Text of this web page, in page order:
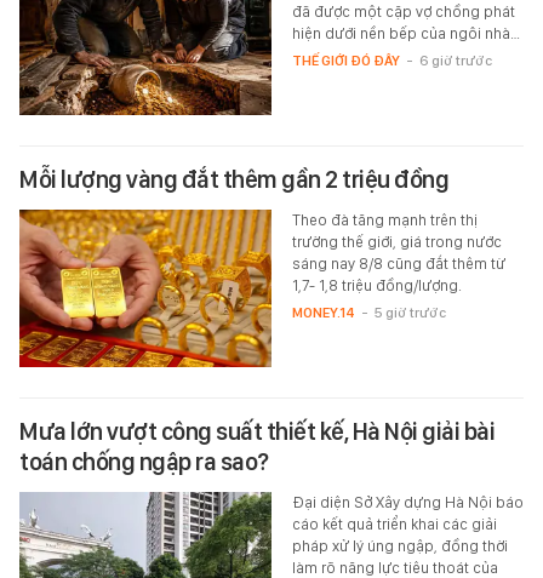
đã được một cặp vợ chồng phát
hiện dưới nền bếp của ngôi nhà…
THẾ GIỚI ĐÓ ĐÂY - 6 giờ trước
Mỗi lượng vàng đắt thêm gần 2 triệu đồng
Theo đà tăng mạnh trên thị
trường thế giới, giá trong nước
sáng nay 8/8 cũng đắt thêm từ
1,7- 1,8 triệu đồng/lượng.
MONEY.14 - 5 giờ trước
Mưa lớn vượt công suất thiết kế, Hà Nội giải bài
toán chống ngập ra sao?
Đại diện Sở Xây dựng Hà Nội báo
cáo kết quả triển khai các giải
pháp xử lý úng ngập, đồng thời
làm rõ năng lực tiêu thoát của